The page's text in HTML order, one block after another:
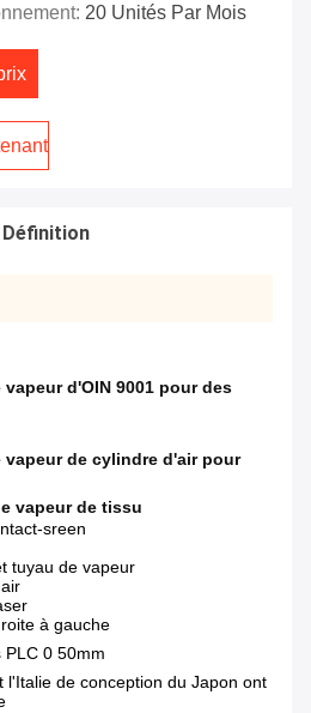
20 Unités Par Mois
Définition
d'OIN 9001 pour des
vapeur de cylindre d'air pour
vapeur de tissu
sreen
tuyau de vapeur
à gauche
PLC 0 50mm
l'Italie de conception du Japon ont